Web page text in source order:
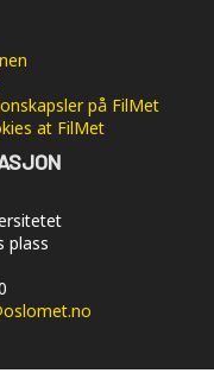
på FilMet
at FilMet
plass